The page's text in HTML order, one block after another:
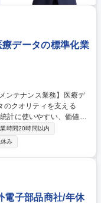
療データの標準化業
計に使いやすい、価値の
。 業務に慣れた
て、開発の要件定義や改
ナンス業務など標準化以
験の方でも一通りの業務
ラムに沿ってOJTを実施
時間20時間以内
み
電子部品商社/年休